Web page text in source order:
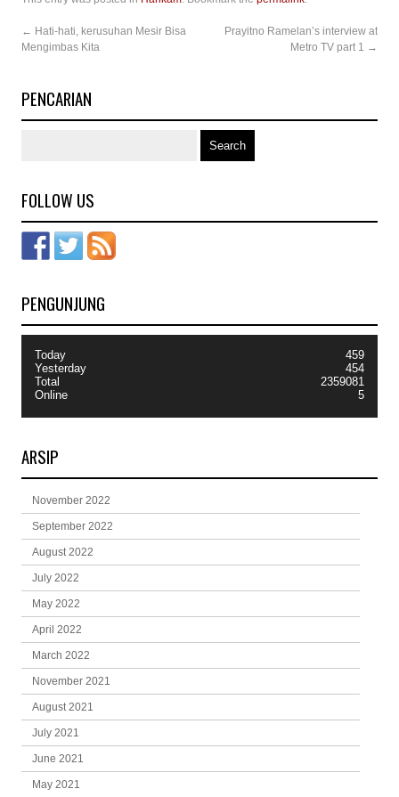
← Hati-hati, kerusuhan Mesir Bisa
Mengimbas Kita
Prayitno Ramelan’s interview at
Metro TV part 1 →
PENCARIAN
FOLLOW US
PENGUNJUNG
Today
Yesterday
Total
Online
459
454
2359081
5
ARSIP
November 2022
September 2022
August 2022
July 2022
May 2022
April 2022
March 2022
November 2021
August 2021
July 2021
June 2021
May 2021